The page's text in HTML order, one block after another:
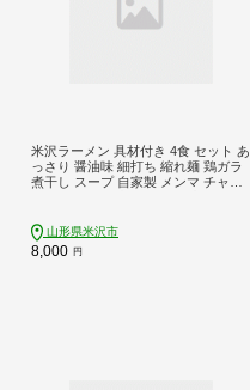
米沢ラーメン 具材付き 4食 セット あ
っさり 醤油味 細打ち 縮れ麺 鶏ガラ
煮干し スープ 自家製 メンマ チャー
山形県米沢市
8,000 円